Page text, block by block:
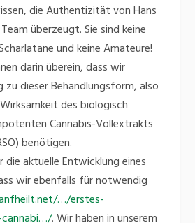
die Authentizität von Hans
überzeugt. Sie sind keine
und keine Amateure!
darin überein, dass wir
zu dieser Behandlungsform, also
des biologisch
Cannabis-Vollextrakts
benötigen.
die aktuelle Entwicklung eines
wir ebenfalls für notwendig
…/erstes-
. Wir haben in unserem